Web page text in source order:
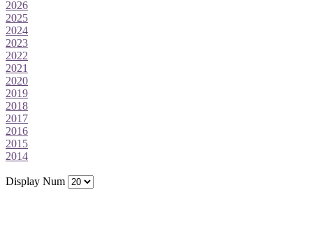
2026
2025
2024
2023
2022
2021
2020
2019
2018
2017
2016
2015
2014
Display Num